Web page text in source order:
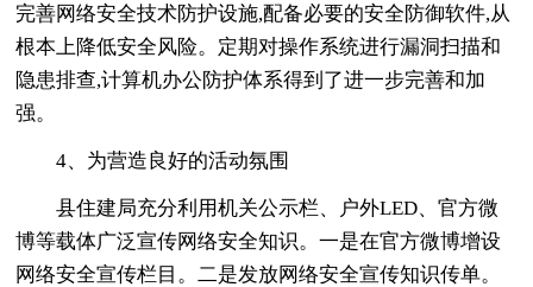
完善网络安全技术防护设施,配备必要的安全防御软件,从
根本上降低安全风险。定期对操作系统进行漏洞扫描和
隐患排查,计算机办公防护体系得到了进一步完善和加
强。
4、为营造良好的活动氛围
县住建局充分利用机关公示栏、户外LED、官方微
博等载体广泛宣传网络安全知识。一是在官方微博增设
网络安全宣传栏目。二是发放网络安全宣传知识传单。